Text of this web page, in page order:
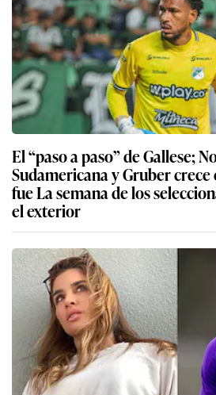
El “paso a paso” de Gallese;
Sudamericana y Gruber crece
fue La semana de los
el exterior